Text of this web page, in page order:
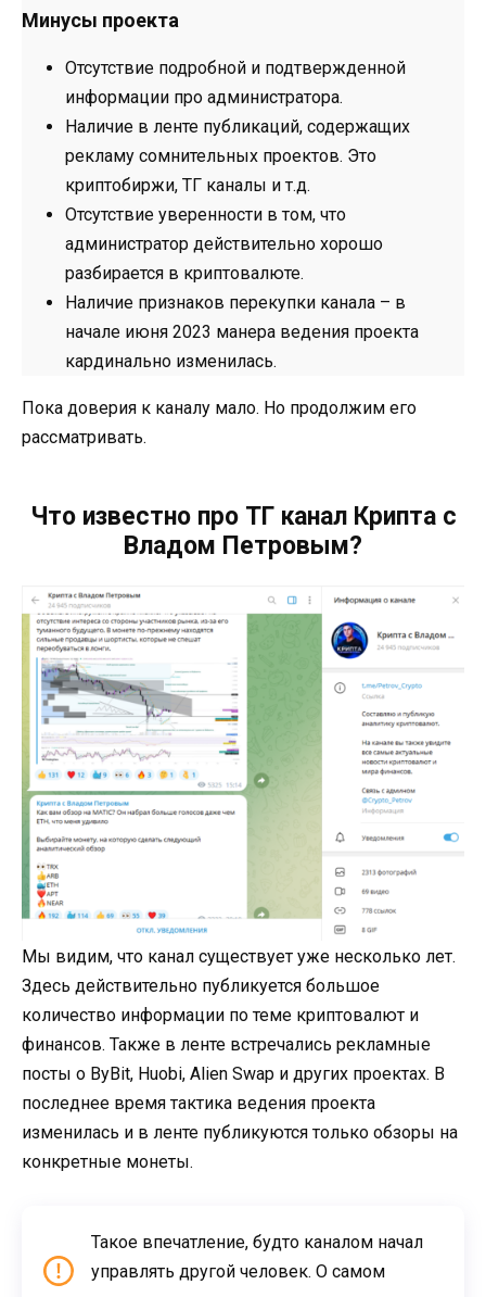
Минусы проекта
Отсутствие подробной и подтвержденной
информации про администратора.
Наличие в ленте публикаций, содержащих
рекламу сомнительных проектов. Это
криптобиржи, ТГ каналы и т.д.
Отсутствие уверенности в том, что
администратор действительно хорошо
разбирается в криптовалюте.
Наличие признаков перекупки канала – в
начале июня 2023 манера ведения проекта
кардинально изменилась.
Пока доверия к каналу мало. Но продолжим его
рассматривать.
Что известно про ТГ канал Крипта с
Владом Петровым?
Мы видим, что канал существует уже несколько лет.
Здесь действительно публикуется большое
количество информации по теме криптовалют и
финансов. Также в ленте встречались рекламные
посты о ByBit, Huobi, Alien Swap и других проектах. В
последнее время тактика ведения проекта
изменилась и в ленте публикуются только обзоры на
конкретные монеты.
Такое впечатление, будто каналом начал
управлять другой человек. О самом